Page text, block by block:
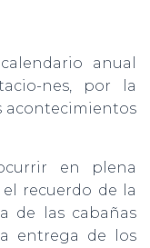
anual
nes, por la
acontecimientos
en plena
recuerdo de la
de las cabañas
entrega de los